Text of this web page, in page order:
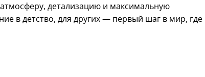
детализацию и максимальную
в детство, для других — первый шаг в мир, где